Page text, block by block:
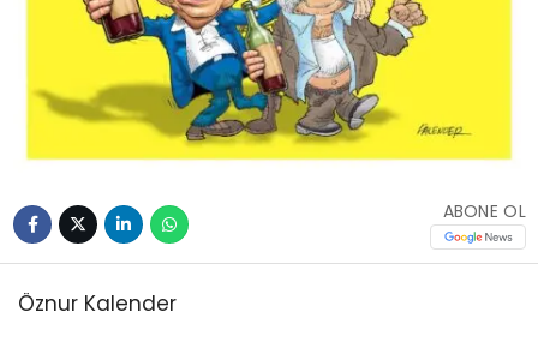
ABONE OL
Öznur Kalender